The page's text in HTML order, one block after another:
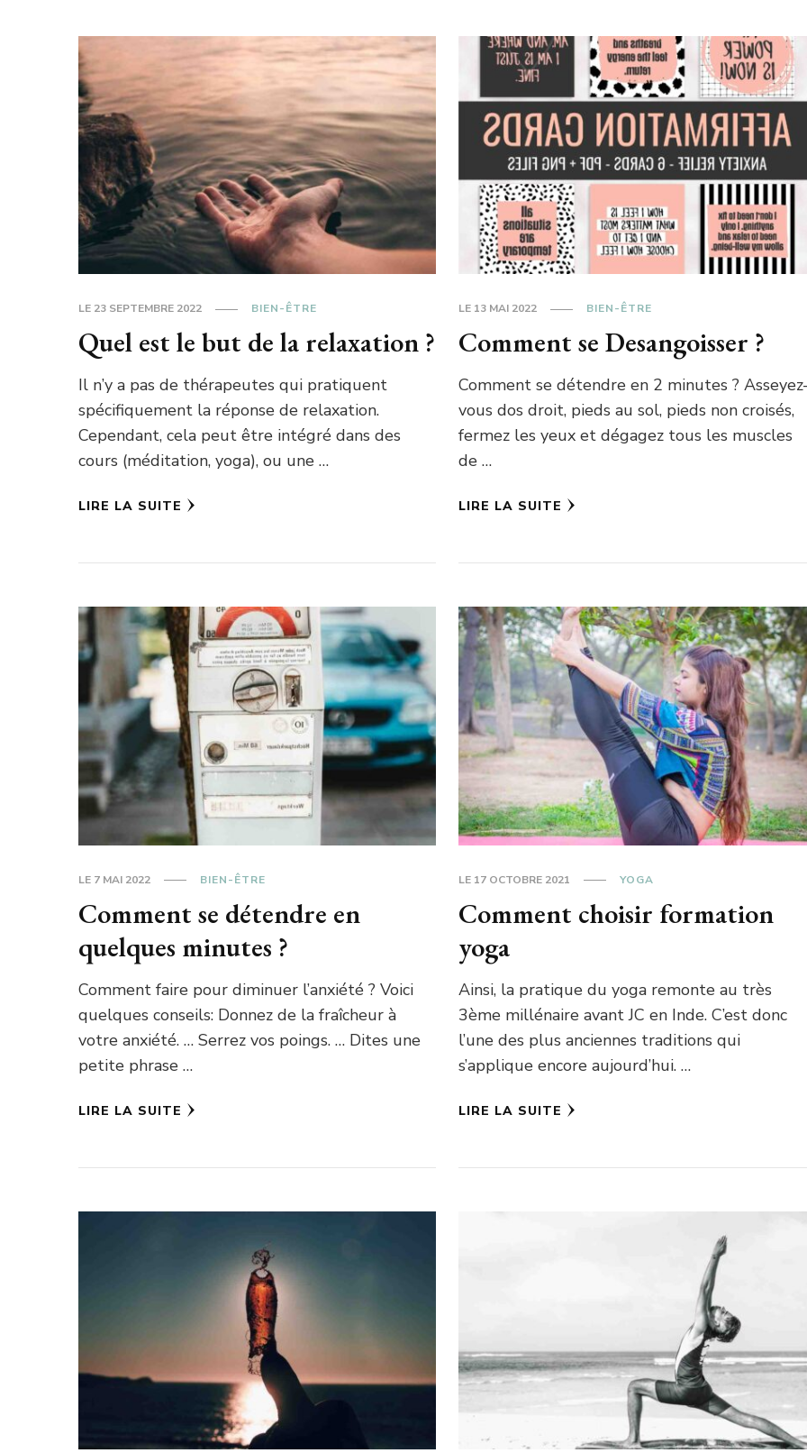
LE 23 SEPTEMBRE 2022 BIEN-ÊTRE
Quel est le but de la relaxation ?
Il n’y a pas de thérapeutes qui pratiquent
spécifiquement la réponse de relaxation.
Cependant, cela peut être intégré dans des
cours (méditation, yoga), ou une …
LIRE LA SUITE
LE 13 MAI 2022 BIEN-ÊTRE
Comment se Desangoisser ?
Comment se détendre en 2 minutes ?
vous dos droit, pieds au sol, pieds non croisés,
fermez les yeux et dégagez tous les muscles
de …
LIRE LA SUITE
LE 7 MAI 2022 BIEN-ÊTRE
Comment se détendre en
quelques minutes ?
Comment faire pour diminuer l’anxiété ? Voici
quelques conseils: Donnez de la fraîcheur à
votre anxiété. … Serrez vos poings. … Dites une
petite phrase …
LIRE LA SUITE
LE 17 OCTOBRE 2021 YOGA
Comment choisir formation
yoga
Ainsi, la pratique du yoga remonte au très
3ème millénaire avant JC en Inde. C’est donc
l’une des plus anciennes traditions qui
s’applique encore aujourd’hui. …
LIRE LA SUITE